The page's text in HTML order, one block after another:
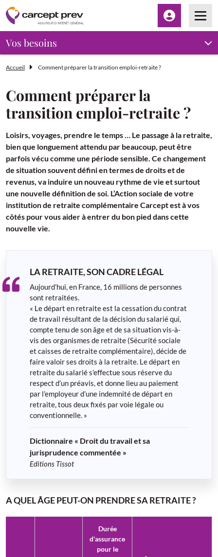
Espace client
Vos besoins
Accueil Comment préparer la transition emploi-retraite ?
Comment préparer la
transition emploi-retraite ?
Loisirs, voyages, prendre le temps … Le passage à la retraite,
bien que longuement attendu par beaucoup, peut être
parfois vécu comme une période sensible. Ce changement
de situation souvent défini en termes de droits et de
revenus, va induire un nouveau rythme de vie et surtout
une nouvelle définition de soi. L’Action sociale de votre
institution de retraite complémentaire Carcept est à vos
côtés pour vous aider à entrer du bon pied dans cette
nouvelle vie.
LA RETRAITE, SON CADRE LÉGAL
Aujourd’hui, en France, 16 millions de personnes
sont retraitées.
« Le départ en retraite est la cessation du contrat
de travail résultant de la décision du salarié qui,
compte tenu de son âge et de sa situation vis-à-
vis des organismes de retraite (Sécurité sociale
et caisses de retraite complémentaire), décide de
faire valoir ses droits à la retraite. Le départ en
retraite du salarié s’effectue sous réserve du
respect d’un préavis, et donne lieu au paiement
par l’employeur d’une indemnité de départ en
retraite, tous deux fixés par voie légale ou
conventionnelle. »
Dictionnaire « Droit du travail et sa
jurisprudence commentée »
Editions Tissot
A QUEL ÂGE PEUT-ON PRENDRE SA RETRAITE ?
Durée
d'assurance
pour le